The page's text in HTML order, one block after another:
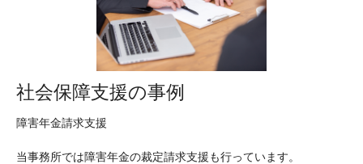
社会保障支援の事例
障害年金請求支援
当事務所では障害年金の裁定請求支援も行っています。